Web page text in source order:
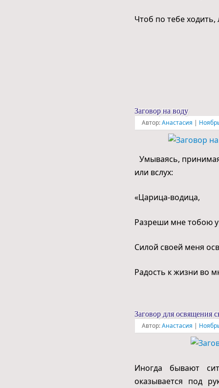
Чтоб по тебе
Заговор на воду
Автор:Анастасия |
Умываясь,
или вслух:
«Царица-водица,
Разреши мне тобою
Силой своей меня
Радость к жизни во
Заговор для освящения
Автор:Анастасия |
Иногда бывают
оказывается под